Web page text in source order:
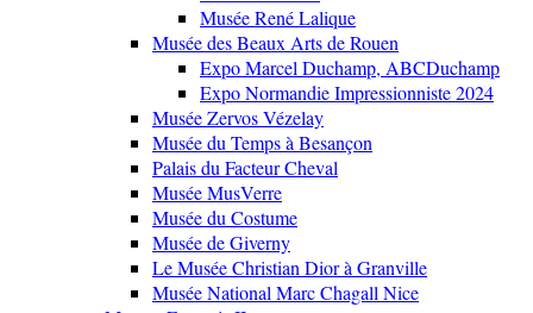
Musée René Lalique
Musée des Beaux Arts de Rouen
Expo Marcel Duchamp, ABCDuchamp
Expo Normandie Impressionniste 2024
Musée Zervos Vézelay
Musée du Temps à Besançon
Palais du Facteur Cheval
Musée MusVerre
Musée du Costume
Musée de Giverny
Le Musée Christian Dior à Granville
Musée National Marc Chagall Nice